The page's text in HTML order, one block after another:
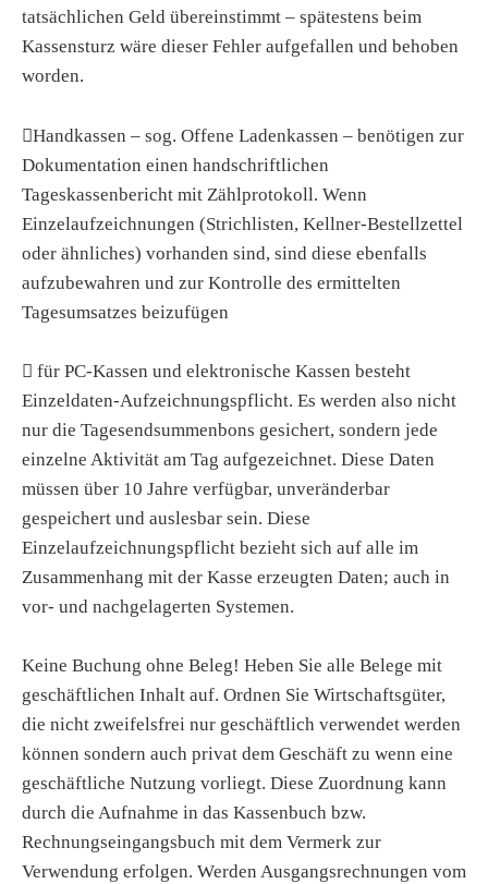
tatsächlichen Geld übereinstimmt – spätestens beim
Kassensturz wäre dieser Fehler aufgefallen und behoben
worden.
Handkassen – sog. Offene Ladenkassen – benötigen zur
Dokumentation einen handschriftlichen
Tageskassenbericht mit Zählprotokoll. Wenn
Einzelaufzeichnungen (Strichlisten, Kellner-Bestellzettel
oder ähnliches) vorhanden sind, sind diese ebenfalls
aufzubewahren und zur Kontrolle des ermittelten
Tagesumsatzes beizufügen
 für PC-Kassen und elektronische Kassen besteht
Einzeldaten-Aufzeichnungspflicht. Es werden also nicht
nur die Tagesendsummenbons gesichert, sondern jede
einzelne Aktivität am Tag aufgezeichnet. Diese Daten
müssen über 10 Jahre verfügbar, unveränderbar
gespeichert und auslesbar sein. Diese
Einzelaufzeichnungspflicht bezieht sich auf alle im
Zusammenhang mit der Kasse erzeugten Daten; auch in
vor- und nachgelagerten Systemen.
Keine Buchung ohne Beleg! Heben Sie alle Belege mit
geschäftlichen Inhalt auf. Ordnen Sie Wirtschaftsgüter,
die nicht zweifelsfrei nur geschäftlich verwendet werden
können sondern auch privat dem Geschäft zu wenn eine
geschäftliche Nutzung vorliegt. Diese Zuordnung kann
durch die Aufnahme in das Kassenbuch bzw.
Rechnungseingangsbuch mit dem Vermerk zur
Verwendung erfolgen. Werden Ausgangsrechnungen vom